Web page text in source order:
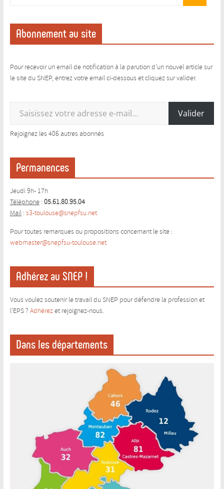
Abonnement au site
Pour recevoir un email de notification à la parution d'un nouvel article sur
le site du SNEP, entrez votre email ci-dessous et cliquez sur valider.
Valider
Rejoignez les 406 autres abonnés
Permanences
Jeudi 9h- 17h
Téléphone: 05.61.80.95.04
Mail: s3-toulouse@snepfsu.net
Pour toutes remarques ou propositions concernant le site :
webmaster@snepfsu-toulouse.net
Adhérez au SNEP !
Vous voulez soutenir le travail du SNEP pour défendre la profession et
l’EPS ? Adhérezet rejoignez-nous.
Dans les départements